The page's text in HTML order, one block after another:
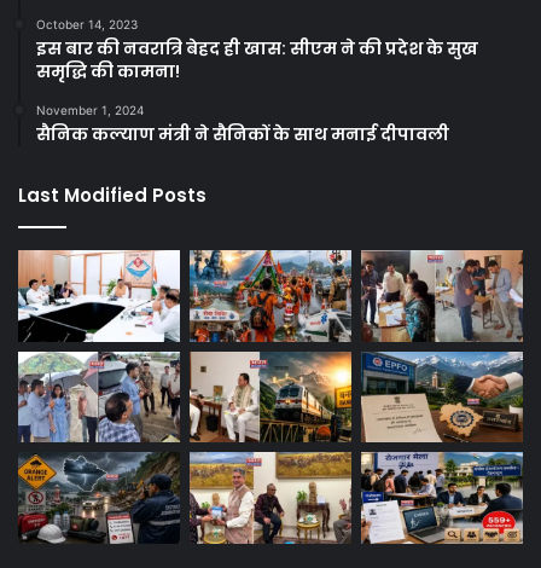
October 14, 2023
इस बार की नवरात्रि बेहद ही खास: सीएम ने की प्रदेश के सुख
समृद्धि की कामना!
November 1, 2024
सैनिक कल्याण मंत्री ने सैनिकों के साथ मनाई दीपावली
Last Modified Posts